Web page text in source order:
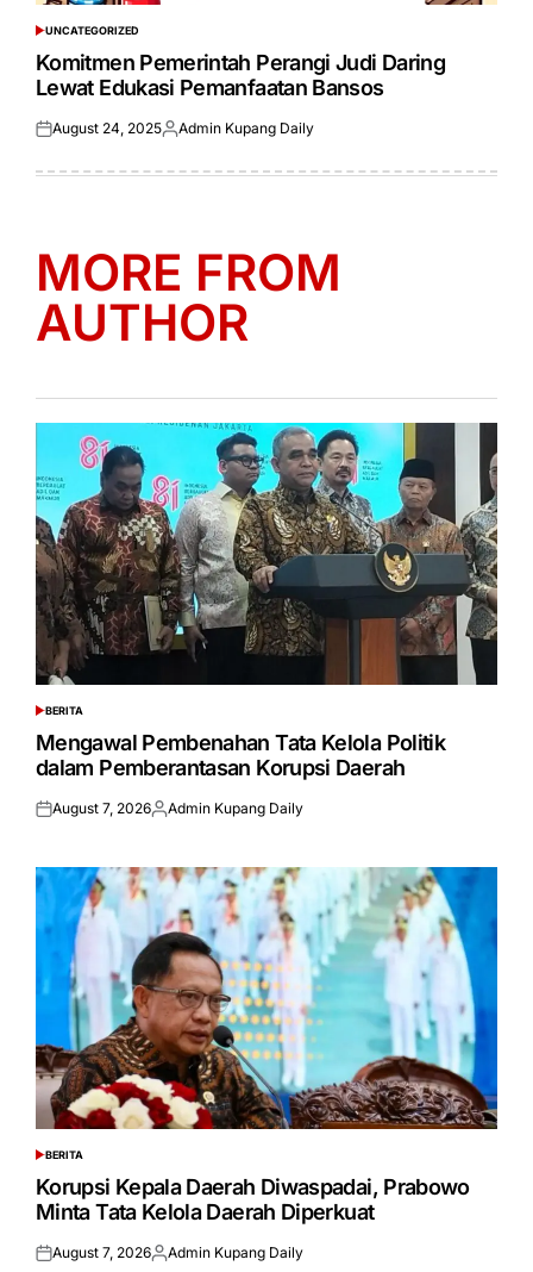
POSTED
IN
UNCATEGORIZED
Komitmen Pemerintah Perangi Judi Daring
Lewat Edukasi Pemanfaatan Bansos
Posted
August 24, 2025Posted
Admin Kupang Daily
MORE FROM
AUTHOR
POSTED
IN
BERITA
Mengawal Pembenahan Tata Kelola Politik
dalam Pemberantasan Korupsi Daerah
Posted
August 7, 2026Posted
Admin Kupang Daily
POSTED
IN
BERITA
Korupsi Kepala Daerah Diwaspadai, Prabowo
Minta Tata Kelola Daerah Diperkuat
Posted
August 7, 2026Posted
Admin Kupang Daily